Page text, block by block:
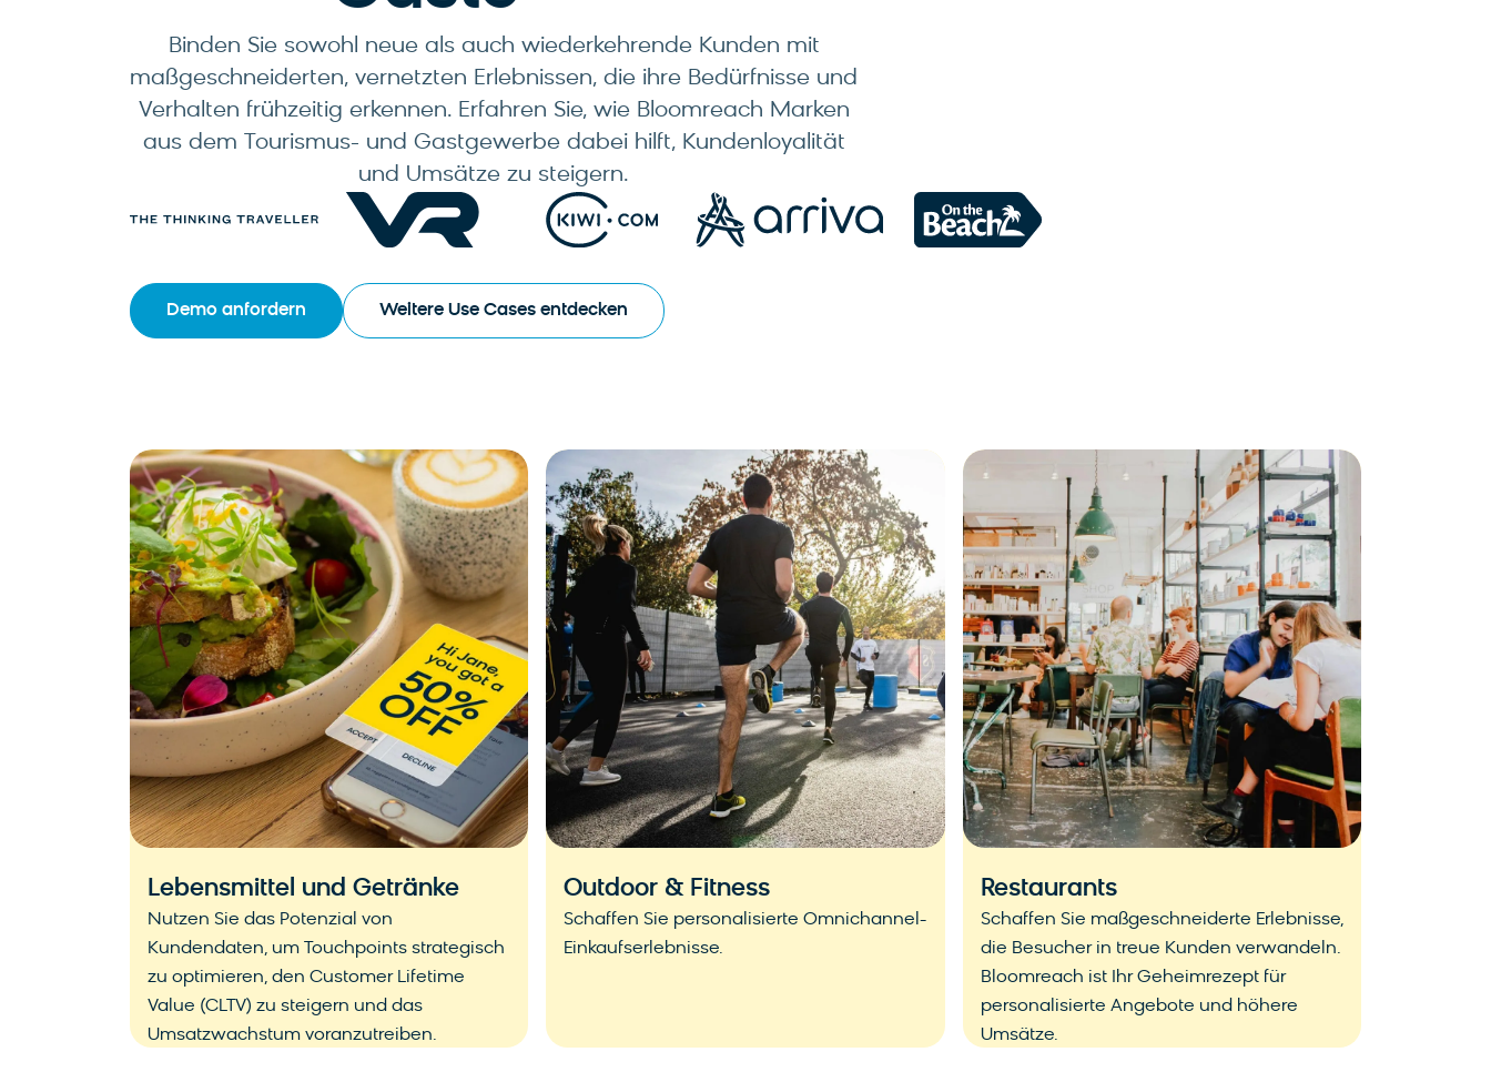
Binden Sie sowohl neue als auch wiederkehrende Kunden mit
maßgeschneiderten, vernetzten Erlebnissen, die ihre Bedürfnisse und
Verhalten frühzeitig erkennen. Erfahren Sie, wie Bloomreach Marken
aus dem Tourismus- und Gastgewerbe dabei hilft, Kundenloyalität
und Umsätze zu steigern.
Demo anfordern Weitere Use Cases entdecken
Lebensmittel und Getränke
Nutzen Sie das Potenzial von
Kundendaten, um Touchpoints strategisch
zu optimieren, den Customer Lifetime
Value (CLTV) zu steigern und das
Umsatzwachstum voranzutreiben.
Outdoor & Fitness
Schaffen Sie personalisierte Omnichannel-
Einkaufserlebnisse.
Restaurants
Schaffen Sie maßgeschneiderte Erlebnisse,
die Besucher in treue Kunden verwandeln.
Bloomreach ist Ihr Geheimrezept für
personalisierte Angebote und höhere
Umsätze.